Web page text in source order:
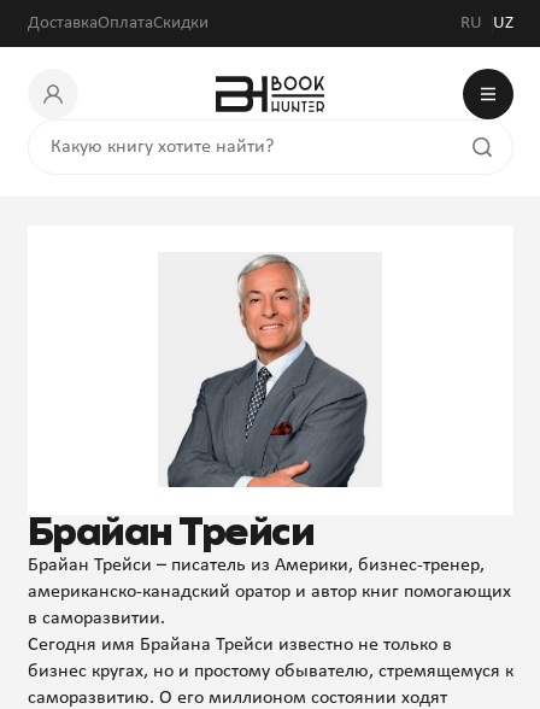
ДоставкаОплатаСкидки RU UZ
Брайан Трейси
Брайан Трейси – писатель из Америки, бизнес-тренер,
американско-канадский оратор и автор книг помогающих
в саморазвитии.
Сегодня имя Брайана Трейси известно не только в
бизнес кругах, но и простому обывателю, стремящемуся к
саморазвитию. О его миллионом состоянии ходят